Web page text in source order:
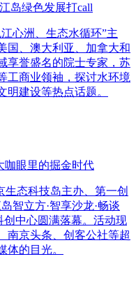
岛绿色发展打call
心洲、生态水循环”主
国、澳大利亚、加拿大和
享誉盛名的院士专家，苏
工商业领袖，探讨水环境
明建设等热点话题。
咖眼里的掘金时代
生态科技岛主办、第一创
智立方·智享沙龙·畅谈
创中心圆满落幕。活动现
南京头条、创客公社等超
体的目光。